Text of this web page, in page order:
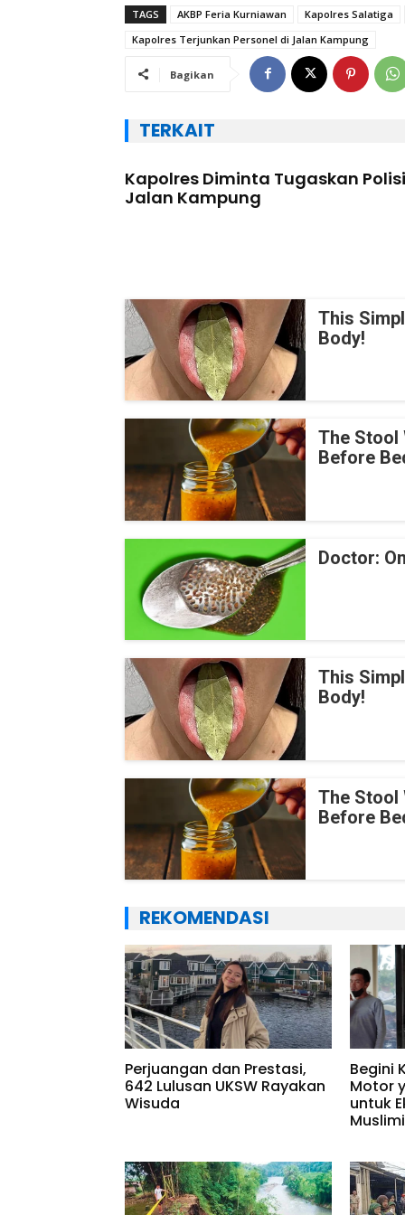
TAGS AKBP Feria Kurniawan
Kapolres Salatiga
Kapolres Terjunkan Personel di Jalan Kampung
Bagikan
TERKAIT
Kapolres Diminta Tugaskan
Jalan Kampung
This
Body!
The Stool
Before
Doctor:
This
Body!
The Stool
Before
REKOMENDASI
Perjuangan dan Prestasi,
642 Lulusan UKSW Rayakan
Wisuda
Begini
Motor
untuk